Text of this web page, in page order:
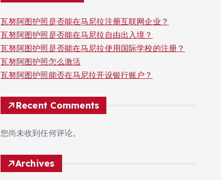
瓦努阿图护照是否能在马尼拉注册互联网企业？
瓦努阿图护照是否能在马尼拉自由出入境？
瓦努阿图护照是否能在马尼拉使用国际学校的注册？
瓦努阿图护照怎么激活
瓦努阿图护照能否在马尼拉开设银行账户？
Recent Comments
您尚未收到任何评论。
Archives